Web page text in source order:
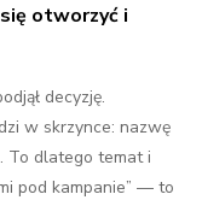
otworzyć i
decyzję.
w skrzynce: nazwę
To dlatego temat i
pod kampanie” — to